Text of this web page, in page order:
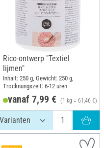
Rico-ontwerp "Textiel
lijmen"
Inhalt: 250 g, Gewicht: 250 g,
Trocknungszeit: 6-12 uren
vanaf 7,99 € (1 kg = 61,46 €)